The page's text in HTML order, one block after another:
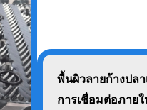
พื้นผิวลายก้างปล
การเชื่อมต่อภาย